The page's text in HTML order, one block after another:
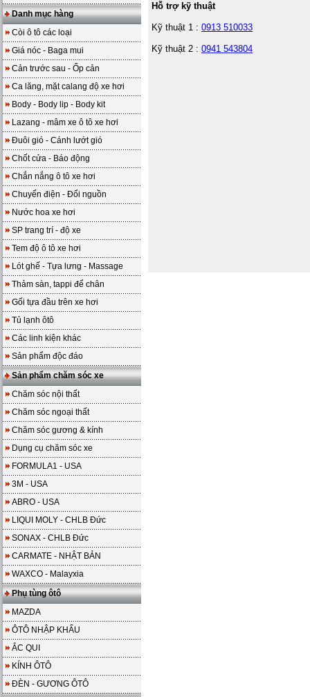
Danh mục hàng
Còi ô tô các loại
Giá nóc - Baga mui
Cản trước sau - Ốp cản
Ca lăng, mặt calang độ xe hơi
Body - Body lip - Body kit
Lazang - mâm xe ô tô xe hơi
Đuôi gió - Cánh lướt gió
Chốt cửa - Báo động
Chắn nắng ô tô xe hơi
Chuyển điện - Đổi nguồn
Nước hoa xe hơi
SP trang trí - độ xe
Tem độ ô tô xe hơi
Lót ghế - Tựa lưng - Massage
Thảm sàn, tappi để chân
Gối tựa đầu trên xe hơi
Tủ lạnh ôtô
Các linh kiện khác
Sản phẩm độc đáo
Sản phẩm chăm sóc xe
Chăm sóc nội thất
Chăm sóc ngoại thất
Chăm sóc gương & kính
Dụng cụ chăm sóc xe
FORMULA1 - USA
3M - USA
ABRO - USA
LIQUI MOLY - CHLB Đức
SONAX - CHLB Đức
CARMATE - NHẬT BẢN
WAXCO - Malayxia
Phụ tùng ôtô
MAZDA
ÔTÔ NHẬP KHẨU
ẮC QUI
KÍNH ÔTÔ
ĐÈN - GƯƠNG ÔTÔ
Hỗ trợ kỹ thuật
Kỹ thuật 1 : 0913 510033
Kỹ thuật 2 : 0941 543804